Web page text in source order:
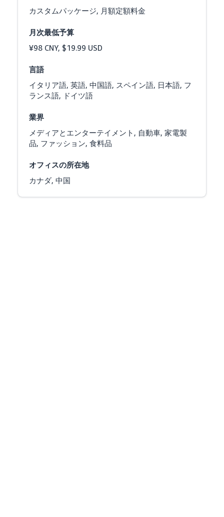
カスタムパッケージ, 月額定額料金
月次最低予算
¥98 CNY, $19.99 USD
言語
イタリア語, 英語, 中国語, スペイン語, 日本語, フ
ランス語, ドイツ語
業界
メディアとエンターテイメント, 自動車, 家電製
品, ファッション, 食料品
オフィスの所在地
カナダ, 中国